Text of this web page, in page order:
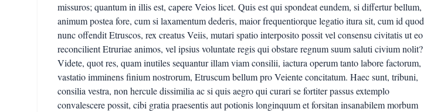
missuros; quantum in illis est, capere Veios licet. Quis est qui spondeat eundem, si differtur bellum,
animum postea fore, cum si laxamentum dederis, maior frequentiorque legatio itura sit, cum id quod
nunc offendit Etruscos, rex creatus Veiis, mutari spatio interposito possit vel consensu civitatis ut eo
reconcilient Etruriae animos, vel ipsius voluntate regis qui obstare regnum suum saluti civium nolit?
Videte, quot res, quam inutiles sequantur illam viam consilii, iactura operum tanto labore factorum,
vastatio imminens finium nostrorum, Etruscum bellum pro Veiente concitatum. Haec sunt, tribuni,
consilia vestra, non hercule dissimilia ac si quis aegro qui curari se fortiter passus extemplo
convalescere possit, cibi gratia praesentis aut potionis longinquum et forsitan insanabilem morbum